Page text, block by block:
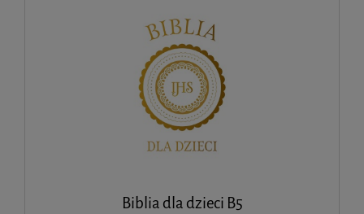
Biblia dla dzieci B5